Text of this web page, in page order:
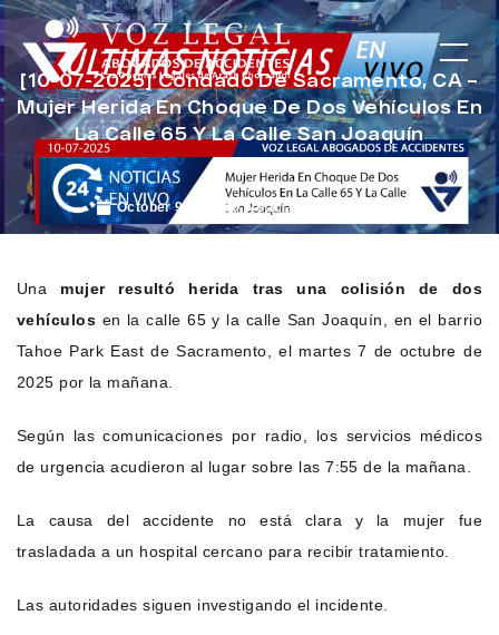
[10-07-2025] Condado De Sacramento, CA –
Mujer Herida En Choque De Dos Vehículos En
La Calle 65 Y La Calle San Joaquín
October 9, 2025 Noticias de Accidentes
Una mujer resultó herida tras una colisión de dos
vehículosen la calle 65 y la calle San Joaquín, en el barrio
Tahoe Park East de Sacramento, el martes 7 de octubre de
2025 por la mañana.
Según las comunicaciones por radio, los servicios médicos
de urgencia acudieron al lugar sobre las 7:55 de la mañana.
La causa del accidente no está clara y la mujer fue
trasladada a un hospital cercano para recibir tratamiento.
Las autoridades siguen investigando el incidente.